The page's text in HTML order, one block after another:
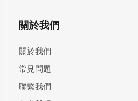
關於我們
關於我們
常見問題
聯繫我們